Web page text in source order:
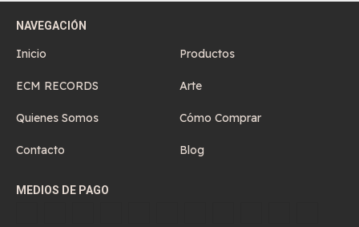
NAVEGACIÓN
Inicio Productos
ECM RECORDS Arte
Quienes Somos Cómo Comprar
Contacto Blog
MEDIOS DE PAGO